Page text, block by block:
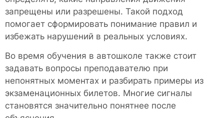
запрещены или разрешены. Такой подход
помогает сформировать понимание правил и
избежать нарушений в реальных условиях.
Во время обучения в автошколе также стоит
задавать вопросы преподавателю при
непонятных моментах и разбирать примеры из
экзаменационных билетов. Многие сигналы
становятся значительно понятнее после